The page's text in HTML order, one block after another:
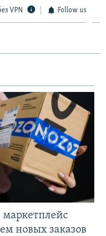
VPN Follow us
новых заказов